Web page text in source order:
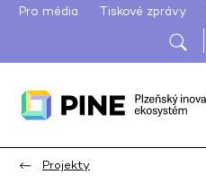
Pro média Tiskové zprávy
Projekty